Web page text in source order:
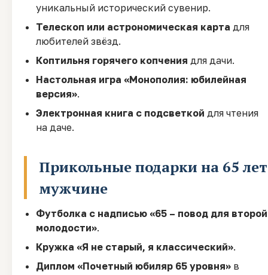
уникальный исторический сувенир.
Телескоп или астрономическая карта для
любителей звёзд.
Коптильня горячего копчения для дачи.
Настольная игра «Монополия: юбилейная
версия».
Электронная книга с подсветкой для чтения
на даче.
Прикольные подарки на 65 лет
мужчине
Футболка с надписью «65 – повод для второй
молодости».
Кружка «Я не старый, я классический».
Диплом «Почетный юбиляр 65 уровня» в